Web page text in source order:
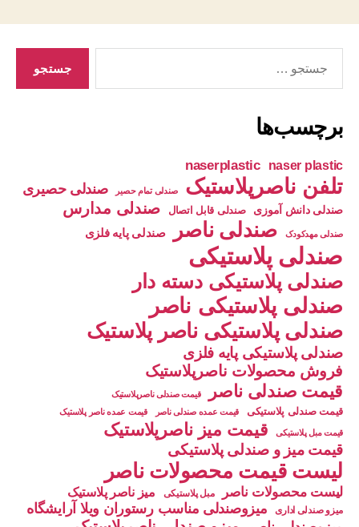
برچسب‌ها
naserplastic naser plastic
تلفن ناصرپلاستیک صندلی تمام حصیر صندلی حصیری
صندلی دانش آموزی صندلی قابل اتصال صندلی مدارس
صندلی مهدکودک صندلی ناصر صندلی پایه فلزی
صندلی پلاستیکی
صندلی پلاستیکی دسته دار
صندلی پلاستیکی ناصر
صندلی پلاستیکی ناصر پلاستیک
صندلی پلاستیکی پایه فلزی
فروش محصولات ناصرپلاستیک
قیمت صندلی ناصر قیمت صندلی ناصرپلاستیک
قیمت صندلی پلاستیکی قیمت عمده صندلی ناصر قیمت عمده ناصر پلاستیک
قیمت مبل پلاستیکی قیمت میز ناصرپلاستیک
قیمت میز و صندلی پلاستیکی
لیست قیمت محصولات ناصر
لیست محصولات ناصر مبل پلاستیکی میز ناصر پلاستیک
میزو صندلی اداری
میزوصندلی مناسب رستوران ویلا آرایشگاه